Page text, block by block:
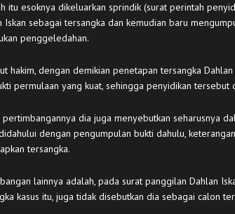
itu esoknya dikeluarkan sprindik (surat perintah
Iskan sebagai tersangka dan kemudian baru
penggeledahan.
hakim, dengan demikian penetapan tersangka
permulaan yang kuat, sehingga penyidikan tersebut
pertimbangannya dia juga menyebutkan seharusnya
dengan pengumpulan bukti dahulu,
tersangka.
lainnya adalah, pada surat panggilan Dahlan
kasus itu, juga tidak disebutkan dia sebagai calon